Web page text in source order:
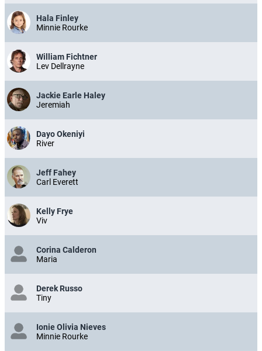
Hala Finley
Minnie Rourke
William Fichtner
Lev Dellrayne
Jackie Earle Haley
Jeremiah
Dayo Okeniyi
River
Jeff Fahey
Carl Everett
Kelly Frye
Viv
Corina Calderon
Maria
Derek Russo
Tiny
Ionie Olivia Nieves
Minnie Rourke